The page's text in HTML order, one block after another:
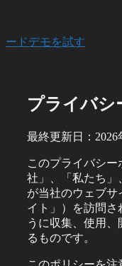
ードデモを試す
プライバシ
最終更新日：2026
このプライバシー
社」、「私たち」
が当社のウェブサ
イト」）を訪問さ
うに収集、使用
るものです。